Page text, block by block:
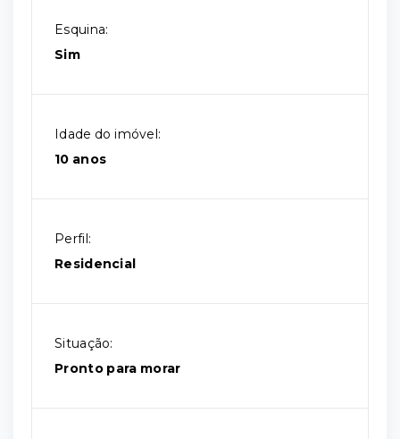
Esquina:
Sim
Idade do imóvel:
10 anos
Perfil:
Residencial
Situação:
Pronto para morar